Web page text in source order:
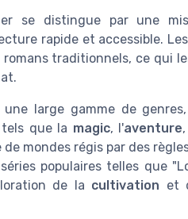
se distingue par une
rapide et accessible.
traditionnels, ce qui
large gamme de
que la magic, l'aventure
mondes régis par des
populaires telles que
de la cultivation et